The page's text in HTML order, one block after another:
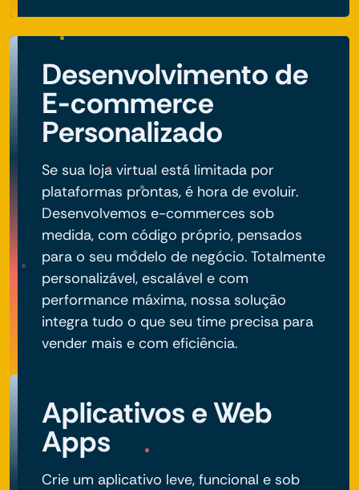
Desenvolvimento de
E-commerce
Personalizado
Se sua loja virtual está limitada por
plataformas prontas, é hora de evoluir.
Desenvolvemos e-commerces sob
medida, com código próprio, pensados
para o seu modelo de negócio. Totalmente
personalizável, escalável e com
performance máxima, nossa solução
integra tudo o que seu time precisa para
vender mais e com eficiência.
Aplicativos e Web
Apps
Crie um aplicativo leve, funcional e sob